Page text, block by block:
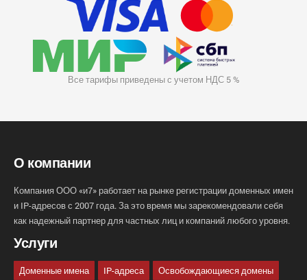
Все тарифы приведены с учетом НДС 5 %
О компании
Компания ООО «и7» работает на рынке регистрации доменных имен
и IP-адресов с 2007 года. За это время мы зарекомендовали себя
как надежный партнер для частных лиц и компаний любого уровня.
Услуги
Доменные имена IP-адреса Освобождающиеся домены